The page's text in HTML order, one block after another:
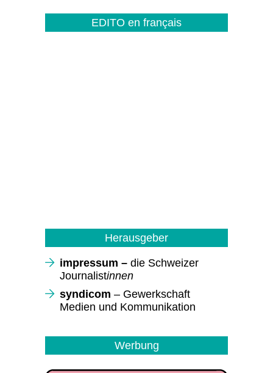
EDITO en français
Herausgeber
impressum – die Schweizer
Journalistinnen
syndicom – Gewerkschaft
Medien und Kommunikation
Werbung